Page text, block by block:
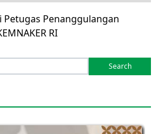
Penanggulangan
RI